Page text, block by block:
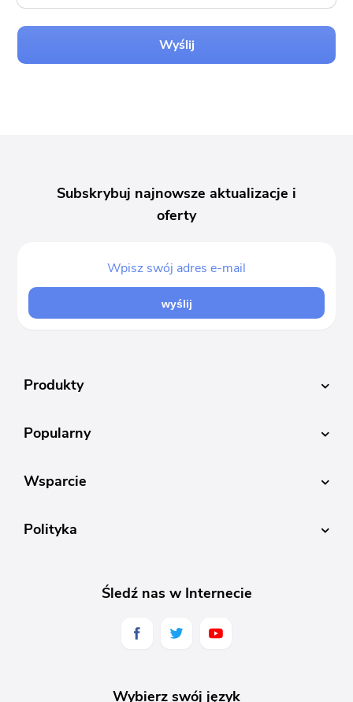
Wyślij
Subskrybuj najnowsze aktualizacje i
oferty
wyślij
Produkty
Popularny
Wsparcie
Polityka
Śledź nas w Internecie
Wybierz swój język